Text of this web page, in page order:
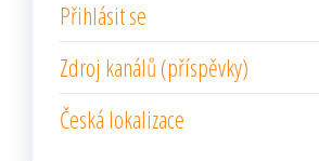
Přihlásit se
Zdroj kanálů (příspěvky)
Česká lokalizace